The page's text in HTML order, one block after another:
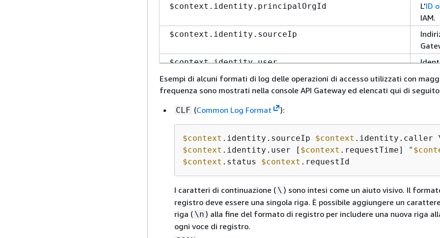
$context.identity.principalOrgId L'ID
IAM.
$context.identity.sourceIp
$context.identity.user
$context.identity.userAgent
$context.identity.userArn
$context.integration.error Il
$context.integration.integrationStatus
Per
$context.integration.latency
$context.integration.requestId L'ID
Esempi di alcuni formati di log delle operazioni di accesso utilizzati con
frequenza sono mostrati nella console API Gateway ed elencati qui di
CLF (Common Log Format ):
$context .identity.sourceIp $context
$context .identity.user [ $context .requestTime] "
$context .status $context .requestId
I caratteri di continuazione ( \ ) sono intesi come un aiuto visivo. Il
registro deve essere una singola riga. È possibile aggiungere un
riga ( \n ) alla fine del formato di registro per includere una nuova riga
ogni voce di registro.